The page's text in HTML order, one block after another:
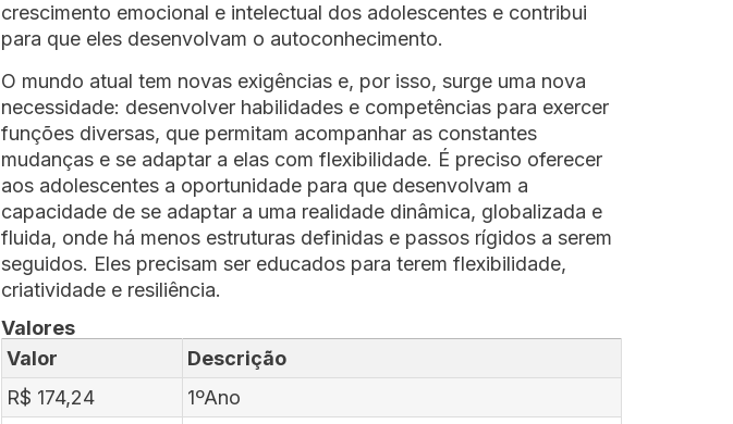
crescimento emocional e intelectual dos adolescentes e contribui
para que eles desenvolvam o autoconhecimento.
O mundo atual tem novas exigências e, por isso, surge uma nova
necessidade: desenvolver habilidades e competências para exercer
funções diversas, que permitam acompanhar as constantes
mudanças e se adaptar a elas com flexibilidade. É preciso oferecer
aos adolescentes a oportunidade para que desenvolvam a
capacidade de se adaptar a uma realidade dinâmica, globalizada e
fluida, onde há menos estruturas definidas e passos rígidos a serem
seguidos. Eles precisam ser educados para terem flexibilidade,
criatividade e resiliência.
Valores
Valor
Descrição
R$ 174,24
1ºAno